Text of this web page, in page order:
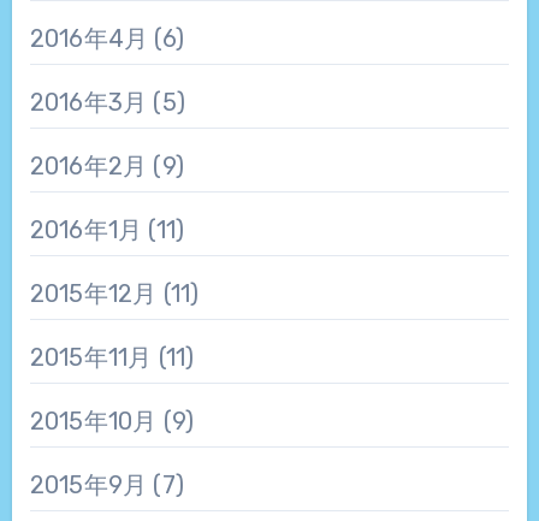
2016年4月 (6)
2016年3月 (5)
2016年2月 (9)
2016年1月 (11)
2015年12月 (11)
2015年11月 (11)
2015年10月 (9)
2015年9月 (7)